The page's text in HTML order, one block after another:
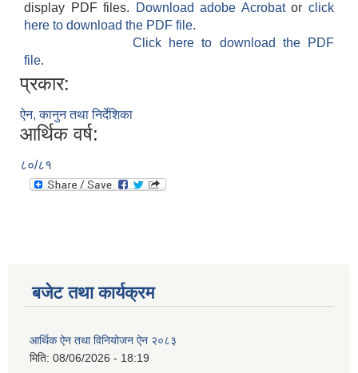
display PDF files.
Download adobe Acrobatorclick
here to download the PDF file.
Click here to download the PDF
file.
प्रकार:
ऐन, कानुन तथा निर्देशिका
आर्थिक वर्ष:
८०/८१
बजेट तथा कार्यक्रम
आर्थिक ऐन तथा विनियोजन ऐन २०८३
मिति: 08/06/2026 - 18:19